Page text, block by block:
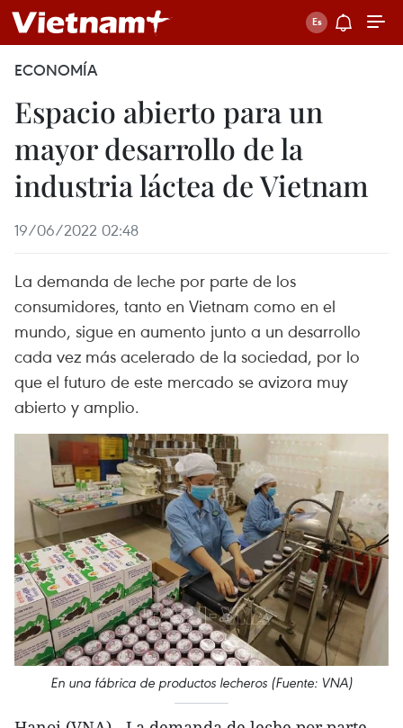
ECONOMÍA
Espacio abierto para un
mayor desarrollo de la
industria láctea de Vietnam
19/06/2022 02:48
La demanda de leche por parte de los
consumidores, tanto en Vietnam como en el
mundo, sigue en aumento junto a un desarrollo
cada vez más acelerado de la sociedad, por lo
que el futuro de este mercado se avizora muy
abierto y amplio.
En una fábrica de productos lecheros (Fuente: VNA)